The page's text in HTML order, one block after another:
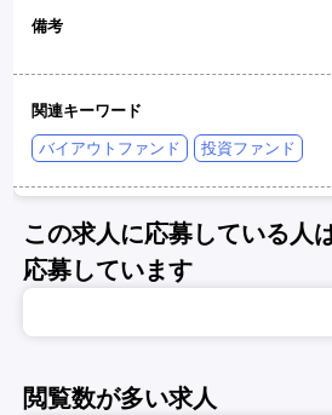
備考
関連キーワード
バイアウトファンド 投資ファンド
この求人に応募している人
応募しています
閲覧数が多い求人